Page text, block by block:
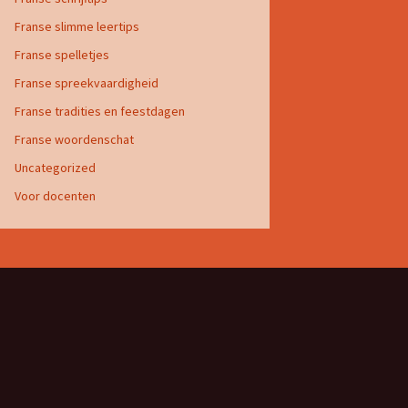
Franse slimme leertips
Franse spelletjes
Franse spreekvaardigheid
Franse tradities en feestdagen
Franse woordenschat
Uncategorized
Voor docenten